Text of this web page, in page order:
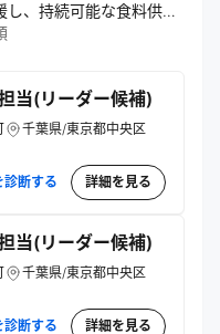
、持続可能な食料供給
、世界を驚かそう」と
を超え、需要地で育て
当(リーダー候補)
千葉県/東京都中央区
診断する 詳細を見る
当(リーダー候補)
千葉県/東京都中央区
診断する 詳細を見る